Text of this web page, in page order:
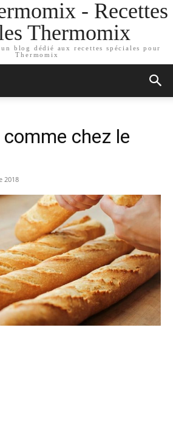
- Recettes
Thermomix
blog dédié aux recettes spéciales pour
Thermomix
chez le
2018